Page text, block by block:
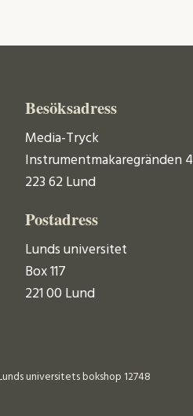
Besöksadress
Media-Tryck
Instrumentmakaregränden 4
223 62 Lund
Postadress
Lunds universitet
Box 117
221 00 Lund
universitets bokshop 12748